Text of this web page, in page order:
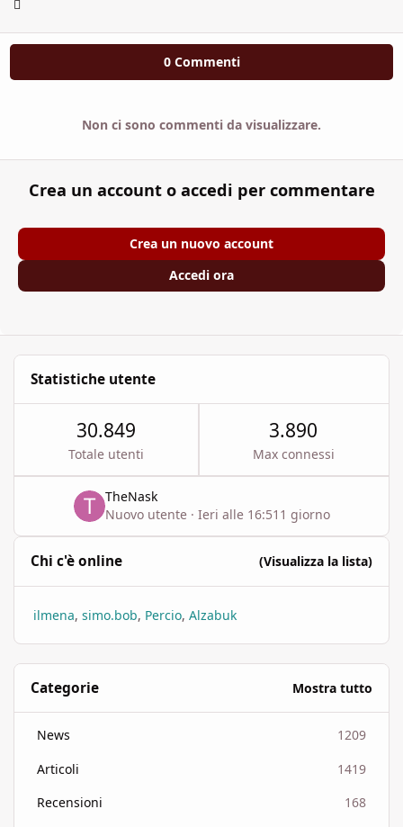
0 Commenti
Non ci sono commenti da visualizzare.
Crea un account o accedi per commentare
Crea un nuovo account
Accedi ora
Statistiche utente
30.849
Totale utenti
3.890
Max connessi
TheNask
Nuovo utente · Ieri alle 16:51 1 giorno
Chi c'è online (Visualizza la lista)
ilmena simo.bob Percio Alzabuk
Categorie Mostra tutto
News
1209
Articoli
1419
Recensioni
168